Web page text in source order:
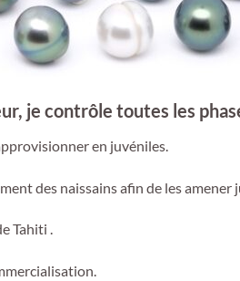
je contrôle toutes les
en juvéniles.
des naissains afin de les amener
Tahiti .